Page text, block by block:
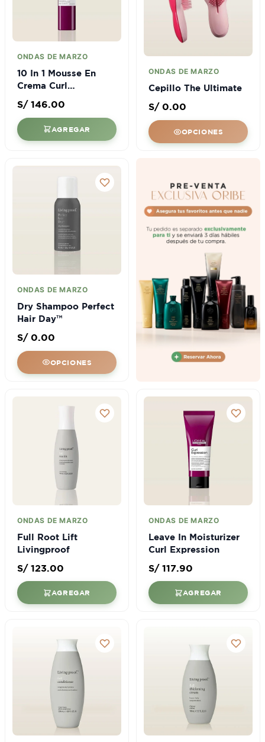
DISPONIBILIDAD
En Stock
Por Encargo
ONDAS DE MARZO
10 In 1 Mousse En
Crema Curl
Expression
S/ 146.00
AGREGAR
ONDAS DE MARZO
Cepillo The Ultimate
S/ 0.00
OPCIONES
ONDAS DE MARZO
Dry Shampoo Perfect
Hair Day™
S/0.00
OPCIONES
ONDAS DE MARZO
Full Root Lift
Livingproof
S/123.00
AGREGAR
ONDAS DE MARZO
Leave In Moisturizer
Curl Expression
S/117.90
AGREGAR